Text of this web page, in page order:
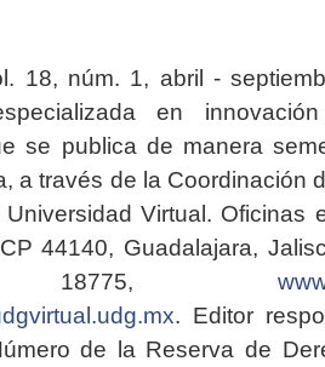
18, núm. 1, abril -
en
se publica de manera
a través de la Coordinación
Universidad Virtual. Oficinas
44140, Guadalajara,
18775,
. Editor
de la Reserva de